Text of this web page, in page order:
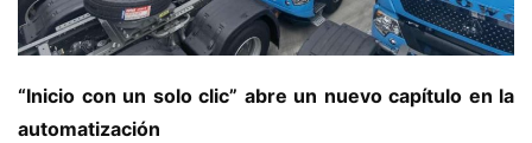
e
c
a
“Inicio con un solo clic” abre un nuevo capítulo en la
automatización